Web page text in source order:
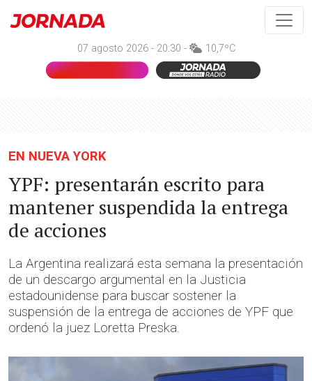
07 agosto 2026 - 20:30 - 10,7ºC
EN NUEVA YORK
YPF: presentarán escrito para
mantener suspendida la entrega
de acciones
La Argentina realizará esta semana la presentación
de un descargo argumental en la Justicia
estadounidense para buscar sostener la
suspensión de la entrega de acciones de YPF que
ordenó la juez Loretta Preska.